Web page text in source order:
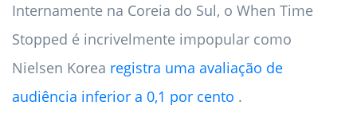
Internamente na Coreia do Sul, o When Time
Stopped é incrivelmente impopular como
Nielsen Korea registra uma avaliação de
audiência inferior a 0,1 por cento .